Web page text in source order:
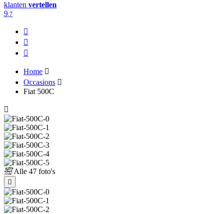
klanten vertellen
9,7
Home
Occasions
Fiat 500C
Alle 47 foto's